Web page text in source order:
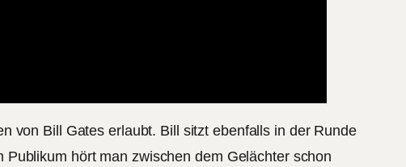
von Bill Gates erlaubt. Bill sitzt ebenfalls in der Runde
hört man zwischen dem Gelächter schon